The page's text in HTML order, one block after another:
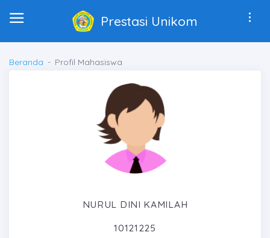
Prestasi Unikom
Beranda Profil Mahasiswa
NURUL DINI KAMILAH
10121225